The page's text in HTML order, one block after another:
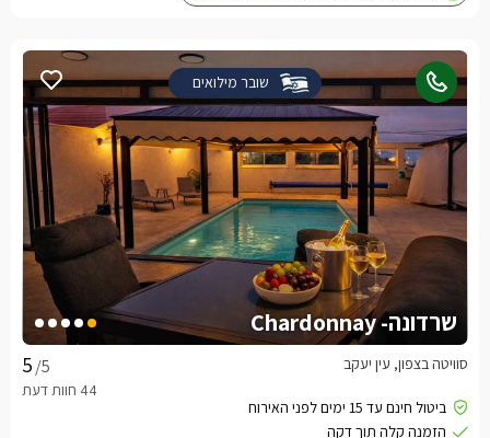
שובר מילואים
שרדונה- Chardonnay
/5 סוויטה בצפון, עין יעקב